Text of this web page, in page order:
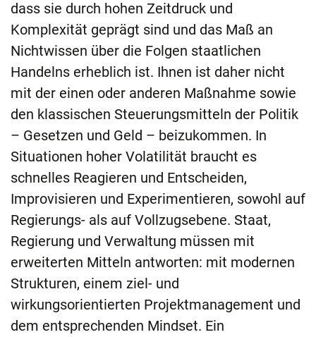
dass sie durch hohen Zeitdruck und
Komplexität geprägt sind und das Maß an
Nichtwissen über die Folgen staatlichen
Handelns erheblich ist. Ihnen ist daher nicht
mit der einen oder anderen Maßnahme sowie
den klassischen Steuerungsmitteln der Politik
– Gesetzen und Geld – beizukommen. In
Situationen hoher Volatilität braucht es
schnelles Reagieren und Entscheiden,
Improvisieren und Experimentieren, sowohl auf
Regierungs- als auf Vollzugsebene. Staat,
Regierung und Verwaltung müssen mit
erweiterten Mitteln antworten: mit modernen
Strukturen, einem ziel- und
wirkungsorientierten Projektmanagement und
dem entsprechenden Mindset. Ein